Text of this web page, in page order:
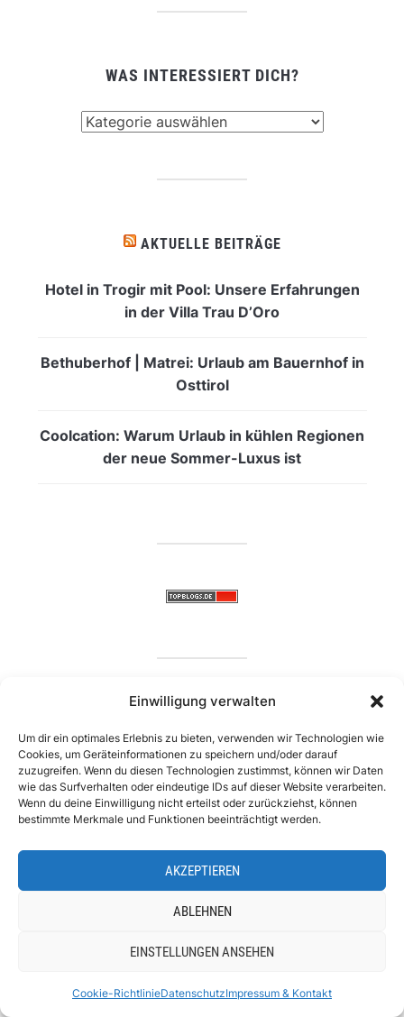
Einwilligung verwalten
Um dir ein optimales Erlebnis zu bieten, verwenden wir Technologien wie
Cookies, um Geräteinformationen zu speichern und/oder darauf
zuzugreifen. Wenn du diesen Technologien zustimmst, können wir Daten
wie das Surfverhalten oder eindeutige IDs auf dieser Website verarbeiten.
Wenn du deine Einwilligung nicht erteilst oder zurückziehst, können
bestimmte Merkmale und Funktionen beeinträchtigt werden.
AKZEPTIEREN
ABLEHNEN
EINSTELLUNGEN ANSEHEN
Cookie-RichtlinieDatenschutzImpressum & Kontakt
WAS INTERESSIERT DICH?
AKTUELLE BEITRÄGE
Hotel in Trogir mit Pool: Unsere Erfahrungen
in der Villa Trau D’Oro
Bethuberhof | Matrei: Urlaub am Bauernhof in
Osttirol
Coolcation: Warum Urlaub in kühlen Regionen
der neue Sommer-Luxus ist
Alle Links, die mit einem (*) gekennzeichnet
Link klickst und einen Artikel kaufst oder eine